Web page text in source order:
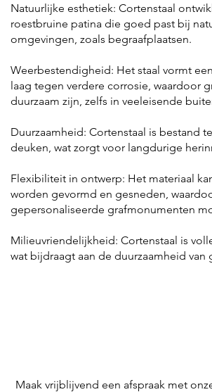
Natuurlijke esthetiek: Cortenstaal
roestbruine patina die goed past bij
omgevingen, zoals begraafplaatsen.
Weerbestendigheid: Het staal vormt
laag tegen verdere corrosie, waardoor
duurzaam zijn, zelfs in veeleisende
Duurzaamheid: Cortenstaal is bestand
deuken, wat zorgt voor langdurige
Flexibiliteit in ontwerp: Het materiaal
worden gevormd en gesneden,
gepersonaliseerde grafmonumenten
Milieuvriendelijkheid: Cortenstaal is
wat bijdraagt aan de duurzaamheid van
Maak vrijblijvend een afspraak met